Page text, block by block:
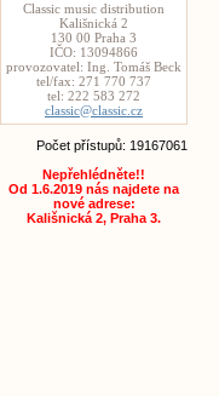
Classic music distribution
Kališnická 2
130 00 Praha 3
IČO: 13094866
provozovatel: Ing. Tomáš Beck
tel/fax: 271 770 737
tel: 222 583 272
classic@classic.cz
Počet přístupů: 19167061
Nepřehlédněte!!
Od 1.6.2019 nás najdete na
nové adrese:
Kališnická 2, Praha 3.